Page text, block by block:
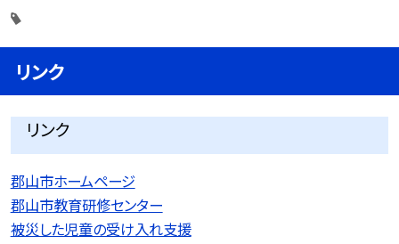
リンク
リンク
郡山市ホームページ
郡山市教育研修センター
被災した児童の受け入れ支援